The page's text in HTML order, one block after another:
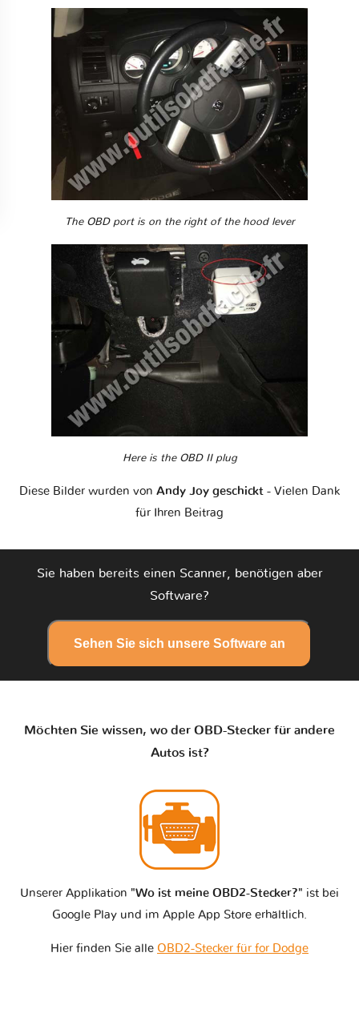
The OBD port is on the right of the hood lever
Here is the OBD II plug
Diese Bilder wurden von Andy Joy geschickt - Vielen Dank
für Ihren Beitrag
Sie haben bereits einen Scanner, benötigen aber
Software?
Sehen Sie sich unsere Software an
Möchten Sie wissen, wo der OBD-Stecker für andere
Autos ist?
Unserer Applikation "Wo ist meine OBD2-Stecker?" ist bei
Google Play und im Apple App Store erhältlich.
Hier finden Sie alle OBD2-Stecker für for Dodge